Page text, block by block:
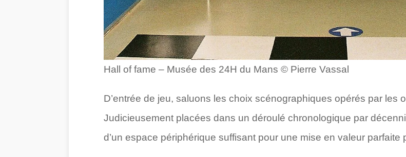
Hall of fame – Musée des 24H du Mans © Pierre Vassal
D’entrée de jeu, saluons les choix scénographiques opérés par les
Judicieusement placées dans un déroulé chronologique par
d’un espace périphérique suffisant pour une mise en valeur